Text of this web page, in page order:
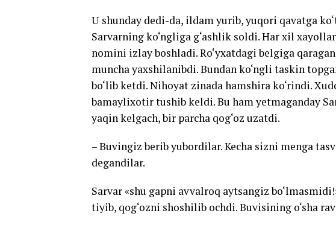
U shunday dedi-da, ildam yurib, yuqori qavatga
Sarvarning ko‘ngliga g‘ashlik soldi. Har xil
nomini izlay boshladi. Ro‘yxatdagi belgiga
muncha yaxshilanibdi. Bundan ko‘ngli taskin
bo‘lib ketdi. Nihoyat zinada hamshira ko‘rindi.
bamaylixotir tushib keldi. Bu ham yetmaganday
yaqin kelgach, bir parcha qog‘oz uzatdi.
– Buvingiz berib yubordilar. Kecha sizni menga
degandilar.
Sarvar «shu gapni avvalroq aytsangiz
tiyib, qog‘ozni shoshilib ochdi. Buvisining o‘sha